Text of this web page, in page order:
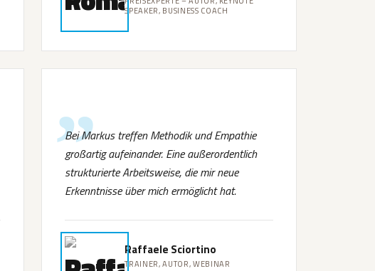
SPEAKER, BUSINESS COACH
Bei Markus treffen Methodik und Empathie
großartig aufeinander. Eine außerordentlich
strukturierte Arbeitsweise, die mir neue
Erkenntnisse über mich ermöglicht hat.
Raffaele Sciortino
TRAINER, AUTOR, WEBINAR